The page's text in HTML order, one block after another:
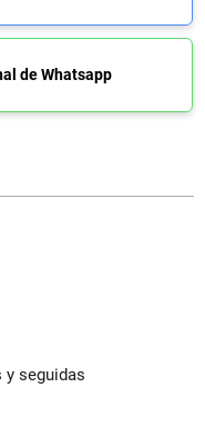
de Whatsapp
y seguidas